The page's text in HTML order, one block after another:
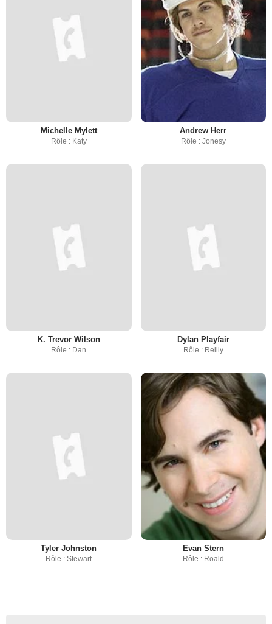
Michelle Mylett
Rôle : Katy
Andrew Herr
Rôle : Jonesy
K. Trevor Wilson
Rôle : Dan
Dylan Playfair
Rôle : Reilly
Tyler Johnston
Rôle : Stewart
Evan Stern
Rôle : Roald